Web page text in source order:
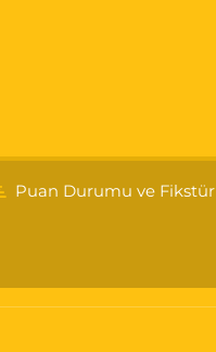
Puan Durumu ve Fikstür